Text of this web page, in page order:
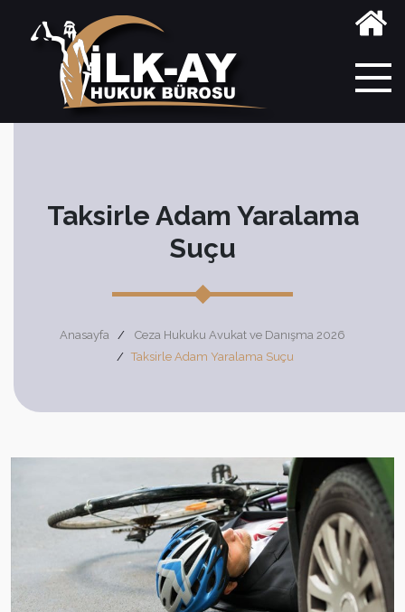
Taksirle Adam Yaralama
Suçu
Anasayfa
Ceza Hukuku Avukat ve Danışma 2026
Taksirle Adam Yaralama Suçu